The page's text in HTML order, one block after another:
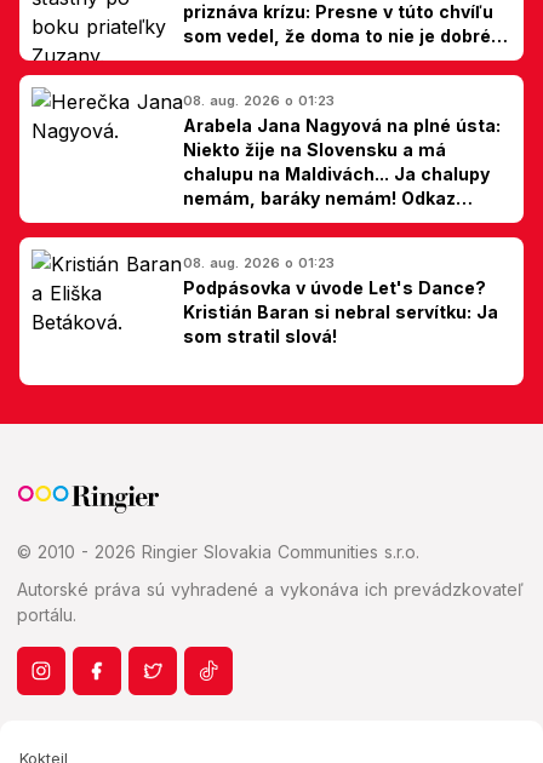
priznáva krízu: Presne v túto chvíľu
som vedel, že doma to nie je dobré,
hovorí Milan Ondrík
08. aug. 2026 o 01:23
Arabela Jana Nagyová na plné ústa:
Niekto žije na Slovensku a má
chalupu na Maldivách... Ja chalupy
nemám, baráky nemám! Odkaz
Slovákom
08. aug. 2026 o 01:23
Podpásovka v úvode Let's Dance?
Kristián Baran si nebral servítku: Ja
som stratil slová!
© 2010 - 2026 Ringier Slovakia Communities s.r.o.
Autorské práva sú vyhradené a vykonáva ich prevádzkovateľ
portálu.
Koktejl